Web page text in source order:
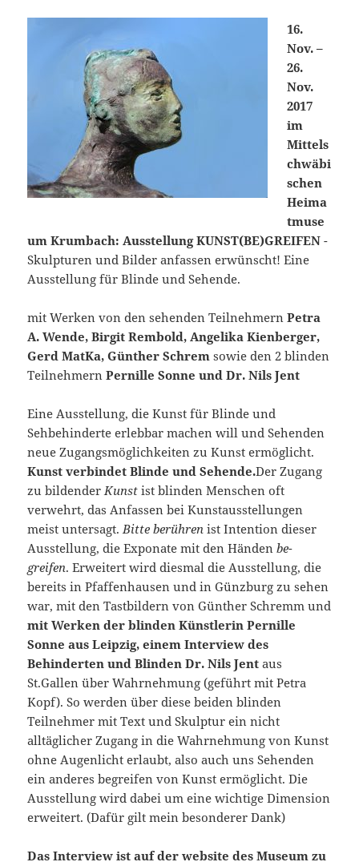
16.
Nov. –
26.
Nov.
2017
im
Mittels
chwäbi
schen
Heima
tmuse
um Krumbach: Ausstellung KUNST(BE)GREIFEN -
Skulpturen und Bilder anfassen erwünscht! Eine
Ausstellung für Blinde und Sehende.
mit Werken von den sehenden TeilnehmernPetra
A. Wende, Birgit Rembold, Angelika Kienberger,
Gerd MatKa, Günther Schrem sowie den 2 blinden
Teilnehmern Pernille Sonne und Dr. Nils Jent
Eine Ausstellung, die Kunst für Blinde und
Sehbehinderte erlebbar machen will und Sehenden
neue Zugangsmöglichkeiten zu Kunst ermöglicht.
Kunst verbindet Blinde und Sehende.Der Zugang
zu bildenderKunst ist blinden Menschen oft
verwehrt, das Anfassen bei Kunstausstellungen
meist untersagt.Bitte berühren ist Intention dieser
Ausstellung, die Exponate mit den Händenbe-
greifen. Erweitert wird diesmal die Ausstellung, die
bereits in Pfaffenhausen und in Günzburg zu sehen
war, mit den Tastbildern von Günther Schremm und
mit Werken der blinden Künstlerin Pernille
Sonne aus Leipzig, einem Interview des
Behinderten und Blinden Dr. Nils Jent aus
St.Gallen über Wahrnehmung (geführt mit Petra
Kopf). So werden über diese beiden blinden
Teilnehmer mit Text und Skulptur ein nicht
alltäglicher Zugang in die Wahrnehmung von Kunst
ohne Augenlicht erlaubt, also auch uns Sehenden
ein anderes begreifen von Kunst ermöglicht. Die
Ausstellung wird dabei um eine wichtige Dimension
erweitert. (Dafür gilt mein besonderer Dank)
Das Interview ist auf der website des Museum zu